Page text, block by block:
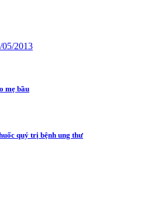
2013
mẹ bầu
quý trị bệnh ung thư